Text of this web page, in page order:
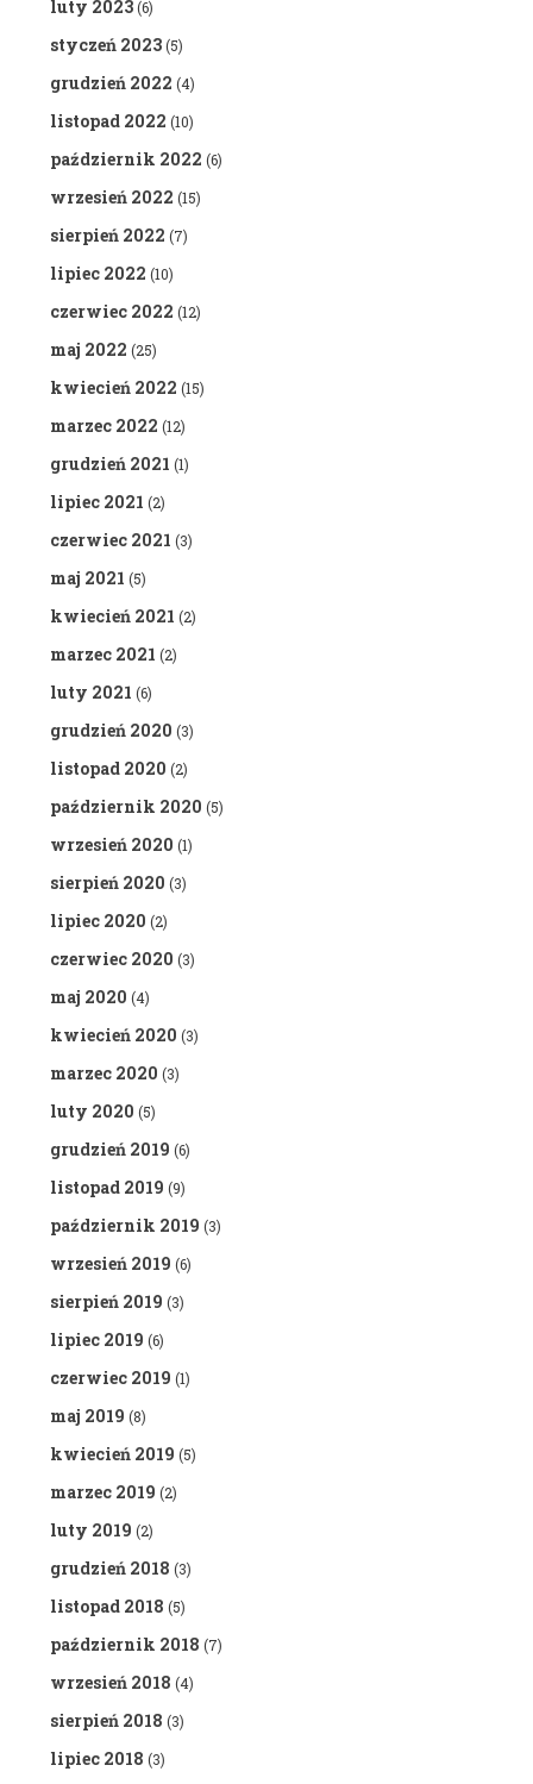
luty 2023(6)
styczeń 2023(5)
grudzień 2022 (4)
listopad 2022 (10)
październik 2022 (6)
wrzesień 2022 (15)
sierpień 2022 (7)
lipiec 2022 (10)
czerwiec 2022 (12)
maj 2022 (25)
kwiecień 2022 (15)
marzec 2022 (12)
grudzień 2021 (1)
lipiec 2021 (2)
czerwiec 2021 (3)
maj 2021 (5)
kwiecień 2021 (2)
marzec 2021 (2)
luty 2021 (6)
grudzień 2020 (3)
listopad 2020 (2)
październik 2020 (5)
wrzesień 2020 (1)
sierpień 2020 (3)
lipiec 2020 (2)
czerwiec 2020 (3)
maj 2020 (4)
kwiecień 2020 (3)
marzec 2020 (3)
luty 2020 (5)
grudzień 2019 (6)
listopad 2019 (9)
październik 2019 (3)
wrzesień 2019 (6)
sierpień 2019 (3)
lipiec 2019 (6)
czerwiec 2019 (1)
maj 2019 (8)
kwiecień 2019 (5)
marzec 2019 (2)
luty 2019 (2)
grudzień 2018 (3)
listopad 2018 (5)
październik 2018 (7)
wrzesień 2018 (4)
sierpień 2018 (3)
lipiec 2018 (3)